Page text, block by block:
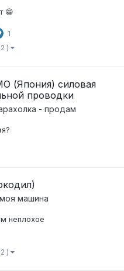
😁
1
)
(Япония) силовая
проводки
- продам
машина
неплохое
)